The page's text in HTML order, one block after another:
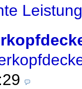
Leistung